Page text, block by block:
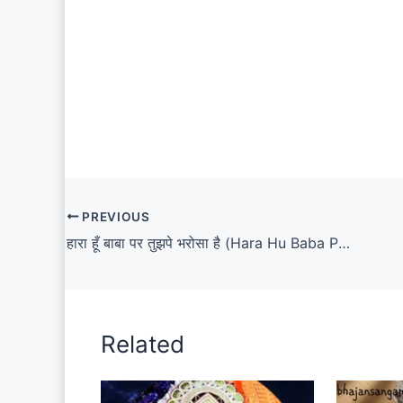
PREVIOUS
हारा हूँ बाबा पर तुझपे भरोसा है (Hara Hu Baba Par Tujhpe Bharosa Hai Lyrics)
Related